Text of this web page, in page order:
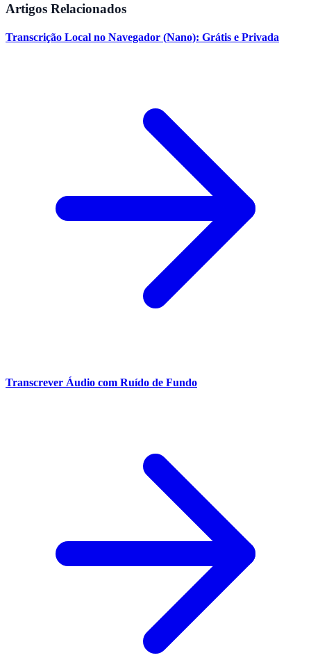
Artigos Relacionados
Transcrição Local no Navegador (Nano): Grátis e Privada
Transcrever Áudio com Ruído de Fundo